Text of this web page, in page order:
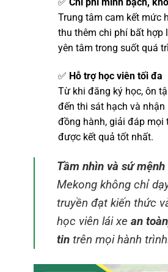
Trung tâm cam kết mức
thu thêm chi phí bất hợp
yên tâm trong suốt quá
✅ Hỗ trợ học viên tối đa
Từ khi đăng ký học, ôn
đến thi sát hạch và nhận
đồng hành, giải đáp mọi
được kết quả tốt nhất.
Tầm nhìn và sứ
Mekong không chỉ
truyền đạt kiến thức
học viên lái xe an
tin trên mọi hành